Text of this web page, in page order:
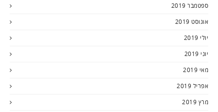
ספטמבר 2019
אוגוסט 2019
יולי 2019
יוני 2019
מאי 2019
אפריל 2019
מרץ 2019